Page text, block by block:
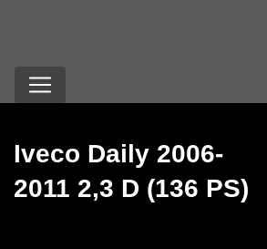
Iveco Daily 2006-
2011 2,3 D (136 PS)